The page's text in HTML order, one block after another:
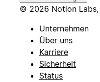
© 2026 Notion Labs,
Unternehmen
Über uns
Karriere
Sicherheit
Status